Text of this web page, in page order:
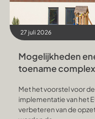
27 juli 2026
Mogelijkheden
toename
Met het voorstel voor
implementatie van het
verbeteren van de